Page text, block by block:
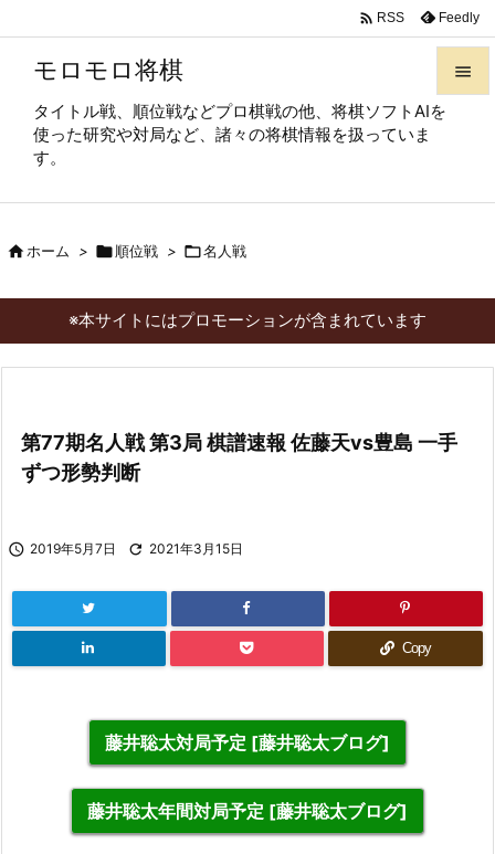
モロモロ将棋
タイトル戦、順位戦などプロ棋戦の他、将棋ソフトAIを
使った研究や対局など、諸々の将棋情報を扱っていま
す。

サイド

検索
 RSS Feedly
ホーム > 順位戦 > 名人戦
※本サイトにはプロモーションが含まれています
第77期名人戦 第3局 棋譜速報 佐藤天vs豊島 一手
ずつ形勢判断
 2019年5月7日  2021年3月15日
Copy
藤井聡太対局予定 [藤井聡太ブログ]
藤井聡太年間対局予定 [藤井聡太ブログ]